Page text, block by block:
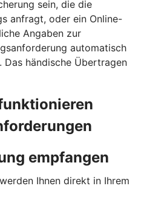
sein, die die
anfragt, oder ein Online-
Angaben zur
automatisch
Das händische Übertragen
empfangen
Ihnen direkt in Ihrem